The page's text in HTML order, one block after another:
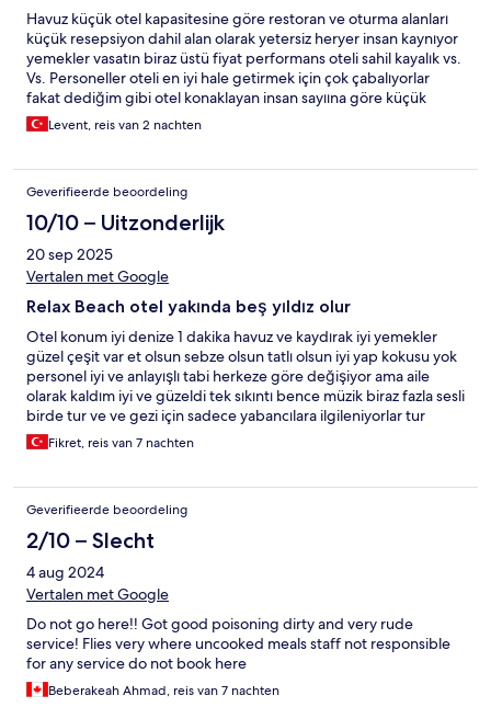
Havuz küçük otel kapasitesine göre restoran ve oturma alanları
küçük resepsiyon dahil alan olarak yetersiz heryer insan kaynıyor
yemekler vasatın biraz üstü fiyat performans oteli sahil kayalık vs.
Vs. Personeller oteli en iyi hale getirmek için çok çabalıyorlar
fakat dediğim gibi otel konaklayan insan sayıına göre küçük
kalıyor.Levent, reis van 2 nachten
Geverifieerde beoordeling
10/10 – Uitzonderlijk
20 sep 2025
Vertalen met Google
Relax Beach otel yakında beş yıldız olur
Otel konum iyi denize 1 dakika havuz ve kaydırak iyi yemekler
güzel çeşit var et olsun sebze olsun tatlı olsun iyi yap kokusu yok
personel iyi ve anlayışlı tabi herkeze göre değişiyor ama aile
olarak kaldım iyi ve güzeldi tek sıkıntı bence müzik biraz fazla sesli
birde tur ve ve gezi için sadece yabancılara ilgileniyorlar tur
şirketleri ben kendim buldum çok uygun fiyata gelen otelin
yakınında tur yerleri var onlarla irtibata geçsinler denizi sıcak otel
diyer etkinliler olsun çok iyi di aşçımızın eli lezzetli
Fikret, reis van 7 nachten
Geverifieerde beoordeling
2/10 – Slecht
4 aug 2024
Vertalen met Google
Do not go here!! Got good poisoning dirty and very rude
service! Flies very where uncooked meals staff not responsible
for any service do not book here
Beberakeah Ahmad, reis van 7 nachten